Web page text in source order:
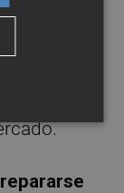
por
Reserva
su